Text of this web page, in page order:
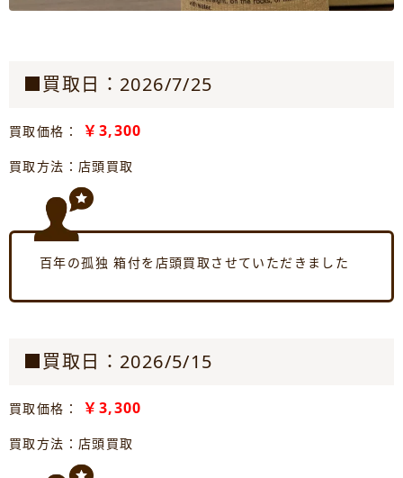
■買取日：2026/7/25
買取価格： ￥3,300
買取方法：店頭買取
百年の孤独 箱付を店頭買取させていただきました
■買取日：2026/5/15
買取価格： ￥3,300
買取方法：店頭買取